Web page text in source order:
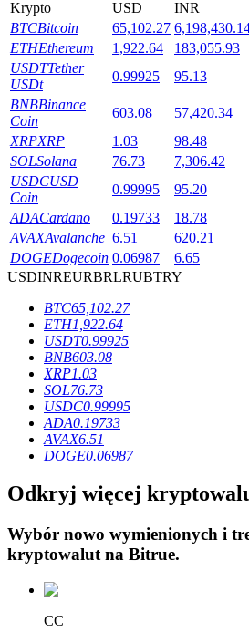
Launchpool
tokenach
Blokady BTR
Ekskluzywne inwestycje dla
Pożyczki
Usługa pożyczek wspieranych
Krypto USD INR
BTCBitcoin 65,102.27
ETHEthereum 1,922.64 183,055.93
USDTTether
USDt
0.99925 95.13
BNBBinance
Coin
603.08 57,420.34
XRPXRP 1.03 98.48
SOLSolana 76.73 7,306.42
USDCUSD
Coin
0.99995 95.20
ADACardano 0.19733 18.78
AVAXAvalanche 6.51 620.21
DOGEDogecoin 0.06987 6.65
USDINREURBRLRUBTRY
BTC65,102.27
ETH1,922.64
USDT0.99925
BNB603.08
XRP1.03
SOL76.73
USDC0.99995
ADA0.19733
AVAX6.51
DOGE0.06987
Odkryj więcej
Wybór nowo wymienionych i
kryptowalut na Bitrue.
CC